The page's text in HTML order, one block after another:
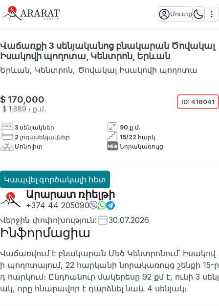
Մուտք
Վաճառքի 3 սենյականոց բնակարան Ծովակալ
Իսակովի պողոտա, Կենտրոն, Երևան
Երևան, Կենտրոն, Ծովակալ Իսակովի պողոտա
$ 170,000
$ 1,889 / ք․մ․
ID: 416041
3 սենյակներ 90 ք.մ.
2 լոգասենյակներ 15/22 հարկ
Մոնոլիտ
Նորակառույց
Կապվել գործակալի հետ
Արարատ ռիելթի
+374 44 205090
Վերջին փոփոխություն: 30.07.2026
Ինֆորմացիա
Վաճառվում է բնակարան Մեծ Կենտրոնում՝ Իսակով
ի պողոտայում, 22 հարկանի նորակառույց շենքի 15-ր
դ հարկում։ Ընդհանուր մակերեսը 92 քմ է, ունի 3 սենյ
ակ, որը հնարավոր է դարձնել նաև 4 սենյակ։